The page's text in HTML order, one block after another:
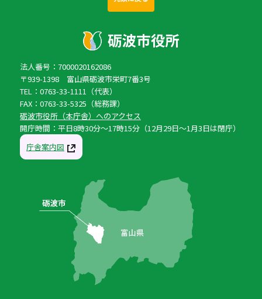
法人番号：7000020162086
〒939-1398 富山県砺波市栄町7番3号
TEL：0763-33-1111（代表）
FAX：0763-33-5325（総務課）
砺波市役所（本庁舎）へのアクセス
開庁時間：平日8時30分〜17時15分（12月29日〜1月3日は閉庁）
庁舎案内図